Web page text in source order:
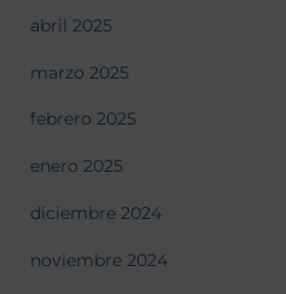
abril 2025
marzo 2025
febrero 2025
enero 2025
diciembre 2024
noviembre 2024